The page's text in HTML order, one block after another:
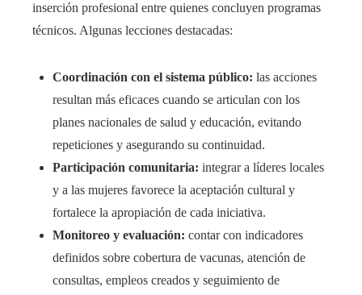
inserción profesional entre quienes concluyen programas
técnicos. Algunas lecciones destacadas:
Coordinación con el sistema público: las acciones
resultan más eficaces cuando se articulan con los
planes nacionales de salud y educación, evitando
repeticiones y asegurando su continuidad.
Participación comunitaria: integrar a líderes locales
y a las mujeres favorece la aceptación cultural y
fortalece la apropiación de cada iniciativa.
Monitoreo y evaluación: contar con indicadores
definidos sobre cobertura de vacunas, atención de
consultas, empleos creados y seguimiento de